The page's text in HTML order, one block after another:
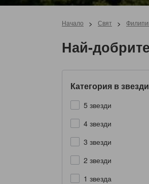
Начало > Свят >
Най-
Категория в звезди
5 звезди
4 звезди
3 звезди
2 звезди
1 звезда